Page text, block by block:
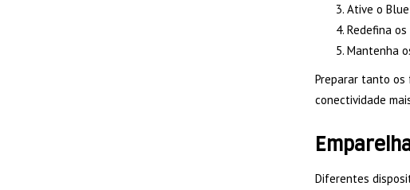
Ative o
Redefina
Mantenha
Preparar tanto os
conectividade
Diferentes